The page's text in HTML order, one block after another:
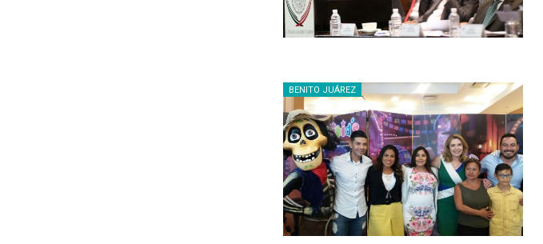
BENITO JUÁREZ